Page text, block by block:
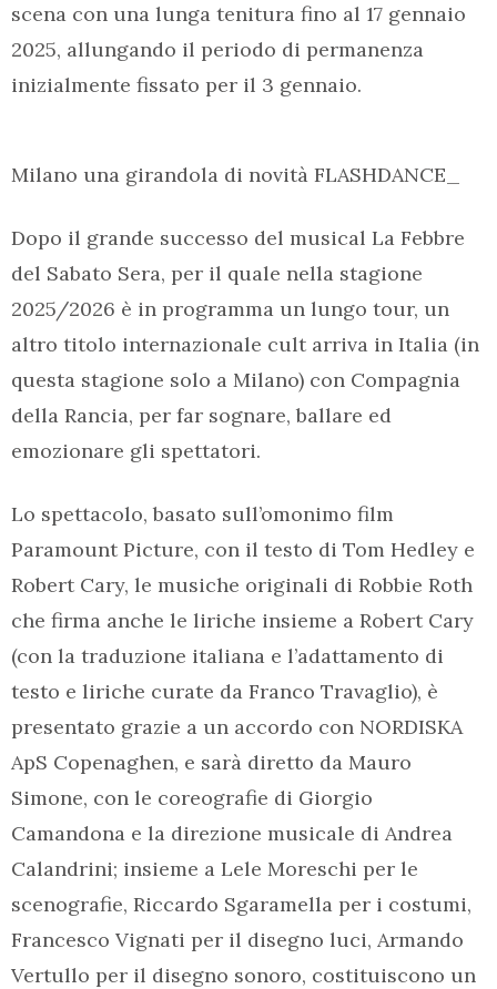
scena con una lunga tenitura fino al 17 gennaio
2025, allungando il periodo di permanenza
inizialmente fissato per il 3 gennaio.
Milano una girandola di novità FLASHDANCE_
Dopo il grande successo del musical La Febbre
del Sabato Sera, per il quale nella stagione
2025/2026 è in programma un lungo tour, un
altro titolo internazionale cult arriva in Italia (in
questa stagione solo a Milano) con Compagnia
della Rancia, per far sognare, ballare ed
emozionare gli spettatori.
Lo spettacolo, basato sull’omonimo film
Paramount Picture, con il testo di Tom Hedley e
Robert Cary, le musiche originali di Robbie Roth
che firma anche le liriche insieme a Robert Cary
(con la traduzione italiana e l’adattamento di
testo e liriche curate da Franco Travaglio), è
presentato grazie a un accordo con NORDISKA
ApS Copenaghen, e sarà diretto da Mauro
Simone, con le coreografie di Giorgio
Camandona e la direzione musicale di Andrea
Calandrini; insieme a Lele Moreschi per le
scenografie, Riccardo Sgaramella per i costumi,
Francesco Vignati per il disegno luci, Armando
Vertullo per il disegno sonoro, costituiscono un